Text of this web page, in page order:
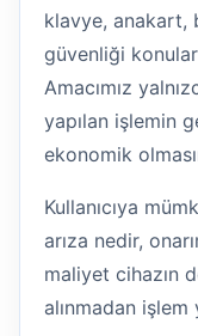
klavye, anakart,
güvenliği
Amacımız
yapılan işlemin
ekonomik
Kullanıcıya
arıza nedir,
maliyet cihazın
alınmadan işlem